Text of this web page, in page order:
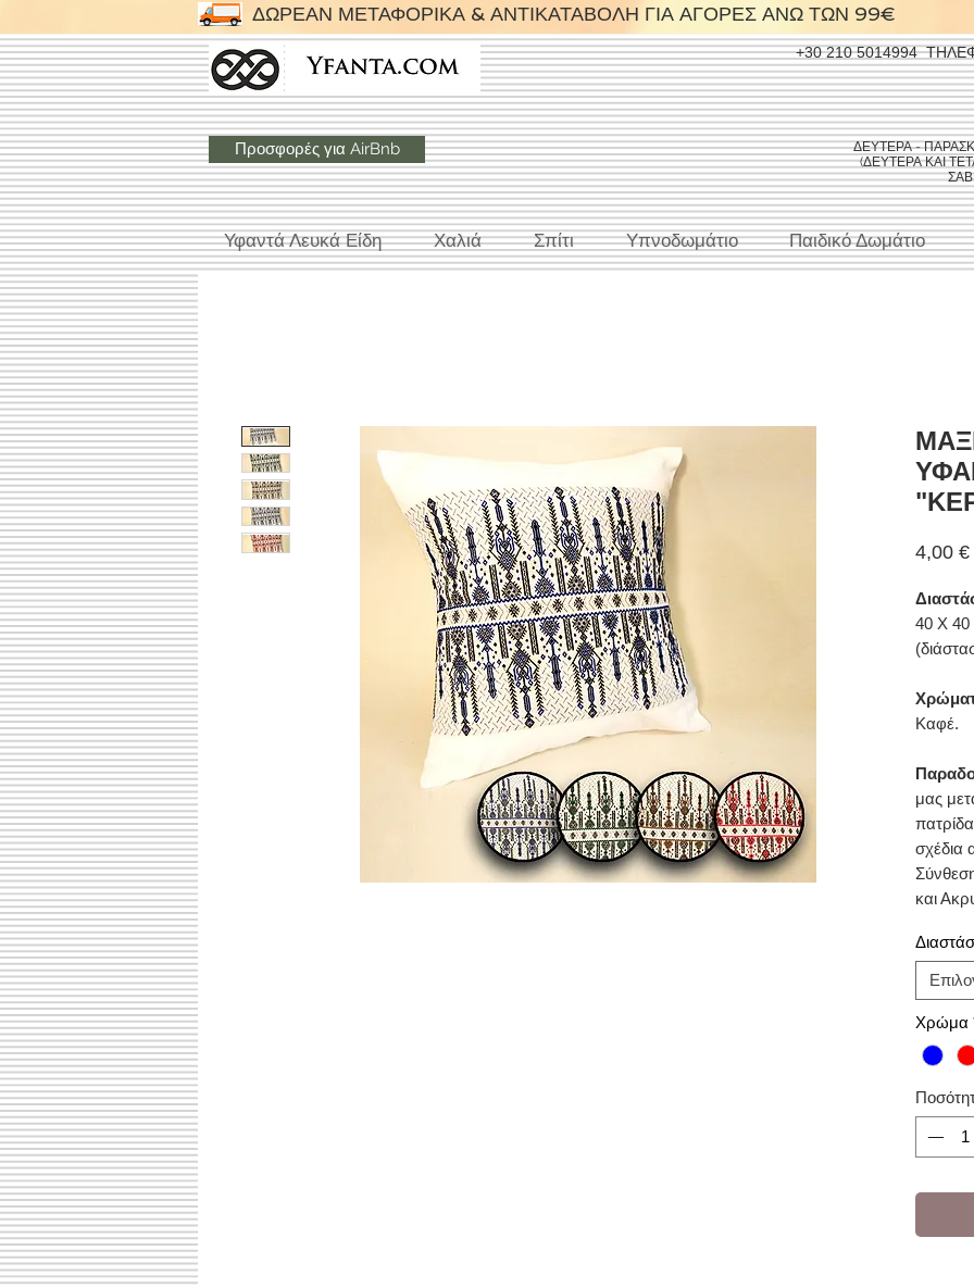
ΔΩΡΕΑΝ ΜΕΤΑΦΟΡΙΚΑ & ΑΝΤΙΚΑΤΑΒΟΛΗ ΓΙΑ ΑΓΟΡΕΣ ΑΝΩ ΤΩΝ 99€
+30 210 5014994
Προσφορές για AirBnb
ΔΕΥΤΕΡΑ -
(ΔΕΥΤΕΡΑ ΚΑΙ
Υφαντά Λευκά Είδη Χαλιά Σπίτι Υπνοδωμάτιο Παιδικό Δωμάτιο
4,00 €
40 Χ 40
Καφέ.
μας
σχέδια
και
Χρώμα